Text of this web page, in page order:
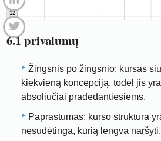
6.1 privalumų
Žingsnis po žingsnio: kursas
kiekvieną koncepciją, todėl jis
absoliučiai pradedantiesiems.
Paprastumas: kurso struktūra
nesudėtinga, kurią lengva naršyti.